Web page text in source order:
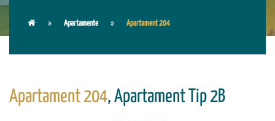
Apartamente Apartament 204
Apartament 204, Apartament Tip 2B